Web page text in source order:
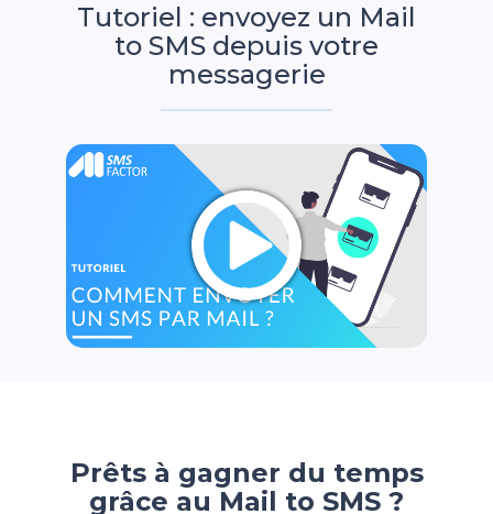
Tutoriel : envoyez un Mail
to SMS depuis votre
messagerie
Prêts à gagner du temps
grâce au Mail to SMS ?